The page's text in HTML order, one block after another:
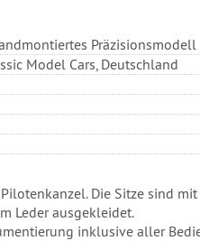
Präzisionsmodell
Model Cars, Deutschland
Die Sitze sind
Leder ausgekleidet.
inklusive aller